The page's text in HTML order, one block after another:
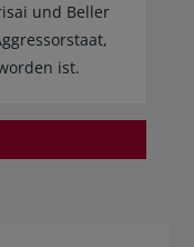
und Beller
ist.